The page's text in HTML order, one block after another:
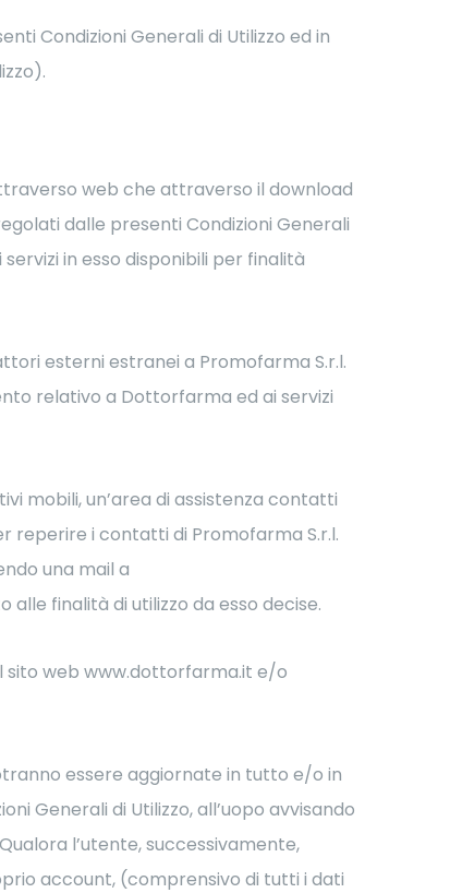
Condizioni Generali di Utilizzo ed in
web che attraverso il download
dalle presenti Condizioni Generali
in esso disponibili per finalità
esterni estranei a Promofarma S.r.l.
relativo a Dottorfarma ed ai servizi
mobili, un’area di assistenza contatti
reperire i contatti di Promofarma S.r.l.
una mail a
finalità di utilizzo da esso decise.
sito web www.dottorfarma.it e/o
essere aggiornate in tutto e/o in
Generali di Utilizzo, all’uopo avvisando
l’utente, successivamente,
account, (comprensivo di tutti i dati